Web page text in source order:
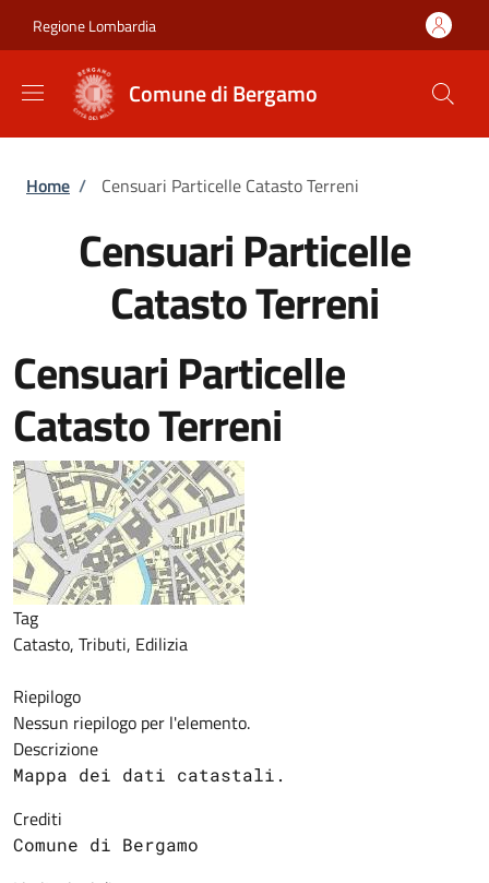
Regione Lombardia
Comune di Bergamo
Briciole di pane
Home / Censuari Particelle Catasto Terreni
Censuari Particelle
Catasto Terreni
Censuari Particelle
Catasto Terreni
Tag
Catasto, Tributi, Edilizia
Riepilogo
Nessun riepilogo per l'elemento.
Descrizione
Mappa dei dati catastali .
Crediti
Comune di Bergamo